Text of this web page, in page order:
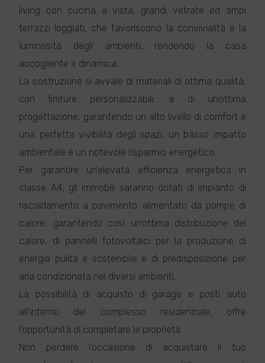
living con cucina a vista, grandi vetrate ed ampi
terrazzi loggiati, che favoriscono la convivialità e la
luminosità degli ambienti, rendendo la casa
accogliente e dinamica.
La costruzione si avvale di materiali di ottima qualità,
con finiture personalizzabili, e di un'ottima
progettazione, garantendo un alto livello di comfort e
una perfetta vivibilità degli spazi, un basso impatto
ambientale e un notevole risparmio energetico.
Per garantire un'elevata efficienza energetica in
classe A4, gli immobili saranno dotati di impianto di
riscaldamento a pavimento alimentato da pompe di
calore, garantendo così un'ottima distribuzione del
calore, di pannelli fotovoltaici per la produzione di
energia pulita e sostenibile e di predisposizione per
aria condizionata nei diversi ambienti.
La possibilità di acquisto di garage e posti auto
all'interno del complesso residenziale, offre
l'opportunità di completare le proprietà.
Non perdere l'occasione di acquistare il tuo